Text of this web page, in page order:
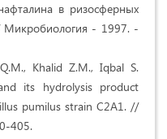
в ризосферных
Микробиология - 1997. -
Khalid Z.M., Iqbal S.
its hydrolysis product
pumilus strain C2A1. //
405.